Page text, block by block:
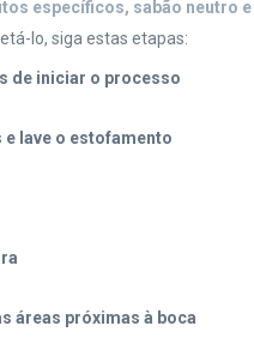
específicos, sabão neutro e
lo, siga estas etapas:
de iniciar o processo
e lave o estofamento
áreas próximas à boca